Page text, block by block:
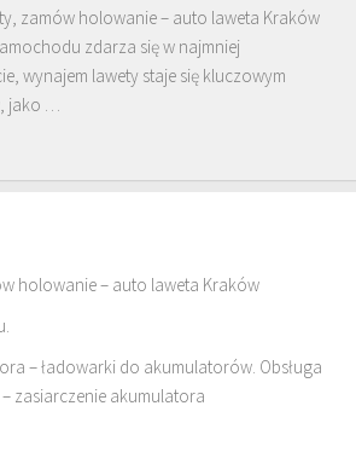
zamów holowanie – auto laweta Kraków
zdarza się w najmniej
wynajem lawety staje się kluczowym
jako …
holowanie – auto laweta Kraków
– ładowarki do akumulatorów. Obsługa
zasiarczenie akumulatora